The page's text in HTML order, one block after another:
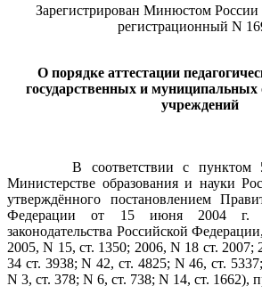
Зарегистрирован Минюстом России
регистрационный N
О порядке аттестации
государственных и муниципальных
учреждений
В соответствии с пунктом
Министерстве образования и науки
утверждённого постановлением
Федерации от 15 июня 2004 г.
законодательства Российской
2005, N 15, ст. 1350; 2006, N 18 ст. 2007;
34 ст. 3938; N 42, ст. 4825; N 46, ст.
N 3, ст. 378; N 6, ст. 738; N 14, ст. 1662),